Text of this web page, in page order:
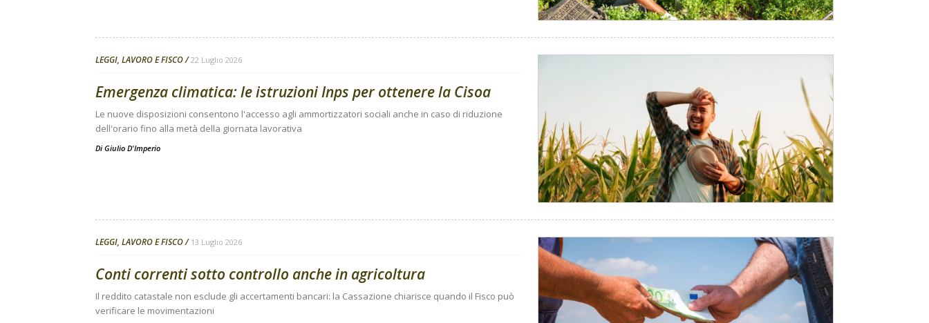
LEGGI, LAVORO E FISCO 22 Luglio 2026
Emergenza climatica: le istruzioni Inps per ottenere la Cisoa
Le nuove disposizioni consentono l'accesso agli ammortizzatori sociali anche in caso di riduzione
dell'orario fino alla metà della giornata lavorativa
Di Giulio D'Imperio
LEGGI, LAVORO E FISCO 13 Luglio 2026
Conti correnti sotto controllo anche in agricoltura
Il reddito catastale non esclude gli accertamenti bancari: la Cassazione chiarisce quando il Fisco può
verificare le movimentazioni